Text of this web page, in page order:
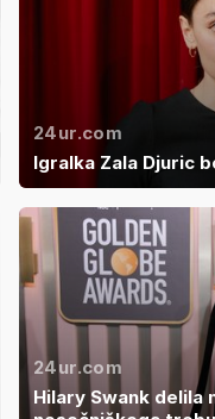
24ur.com
Igralka Zala Djuric
24ur.com
Hilary Swank